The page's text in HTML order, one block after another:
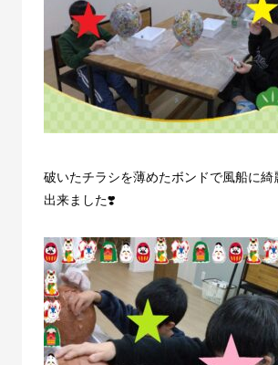
破いたチラシを薄めたボンドで風船に綺
出来ました❣️